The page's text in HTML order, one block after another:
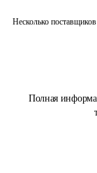
Полная
Несколько поставщиков